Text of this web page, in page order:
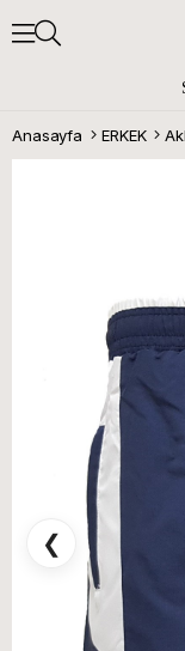
Anasayfa ERKEK
❮